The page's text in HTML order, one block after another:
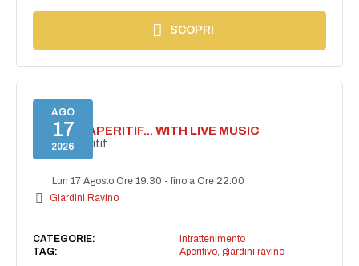
SCOPRI
AGO
17
2026
SECRET APERITIF... WITH LIVE MUSIC
Secret aperitif
Lun 17 Agosto Ore 19:30 -fino a Ore 22:00
Giardini Ravino
CATEGORIE:
Intrattenimento
TAG:
Aperitivo, giardini ravino